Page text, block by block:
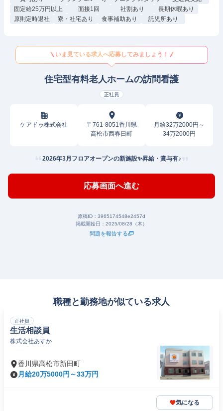
固定給25万円以上
面接1回 社割あり
長期休暇あり
原則定時退社
寮・社宅あり 食事補助あり 託児所あり
いま見ている求人へ応募してみましょう！
住宅型有料老人ホームの訪問看護
正社員
ケアドゥ株式会社
〒761-8051香川県
高松市西春日町
月給32万2000円～
34万2000円
2026年3月フロアオープンの新施設✨昇給・賞与有♪
応募画面へ進む
原稿ID： 3965174548e2457d
掲載開始日： 2025/08/28（木）
問題を報告する
職種と勤務地が似ている求人
正社員
生活相談員
株式会社あすか
香川県高松市新田町
月給20万5000円～33万円
気になる